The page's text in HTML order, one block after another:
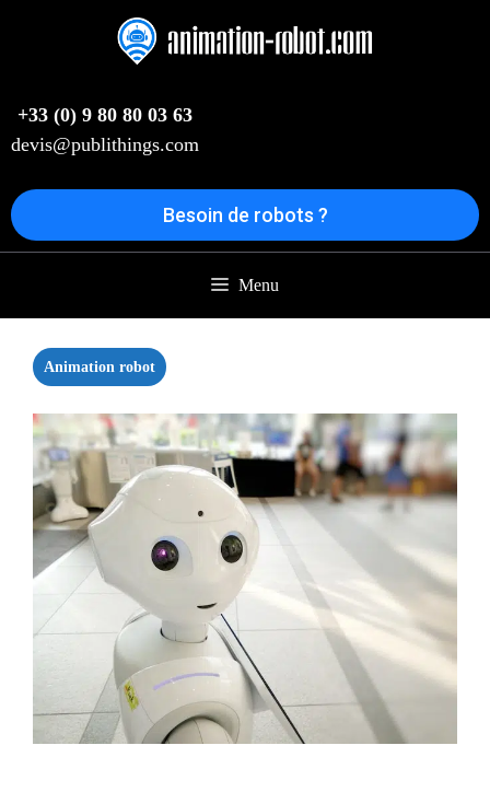
+33 (0) 9 80 80 03 63
devis@publithings.com
Besoin de robots ?
Menu
Animation robot